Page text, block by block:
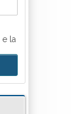
e la